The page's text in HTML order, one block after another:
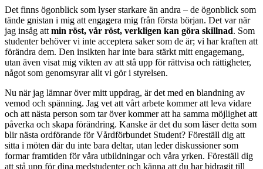
Det finns ögonblick som lyser starkare än andra – de ögonblick som
tände gnistan i mig att engagera mig från första början. Det var när
jag insåg att min röst, vår röst, verkligen kan göra skillnad. Som
studenter behöver vi inte acceptera saker som de är; vi har kraften att
förändra dem. Den insikten har inte bara stärkt mitt engagemang,
utan även visat mig vikten av att stå upp för rättvisa och rättigheter,
något som genomsyrar allt vi gör i styrelsen.
Nu när jag lämnar över mitt uppdrag, är det med en blandning av
vemod och spänning. Jag vet att vårt arbete kommer att leva vidare
och att nästa person som tar över kommer att ha samma möjlighet att
påverka och skapa förändring. Kanske är det du som läser detta som
blir nästa ordförande för Vårdförbundet Student? Föreställ dig att
sitta i möten där du inte bara deltar, utan leder diskussioner som
formar framtiden för våra utbildningar och våra yrken. Föreställ dig
att stå upp för dina medstudenter och känna att du har bidragit till